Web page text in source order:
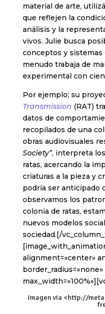
material de arte,
que reflejen la
análisis y la
vivos. Julie busca
conceptos y sistemas
menudo trabaja de
experimental con
Por ejemplo; su
Transmission (RAT)
datos de
recopilados de una
obras audiovisuales
Society”, interpreta
ratas, acercando la
criaturas a la pieza y
podría ser anticipado
observamos los
colonia de ratas,
nuevos modelos
sociedad.[/
alignment=»center»
Imagen via <http://